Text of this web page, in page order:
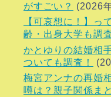
がすごい？
(2026
【可哀想に！】っ
齢・出身大学も調
かとゆりの結婚相
ついても調査！
梅宮アンナの再婚
噂は？親子関係ま